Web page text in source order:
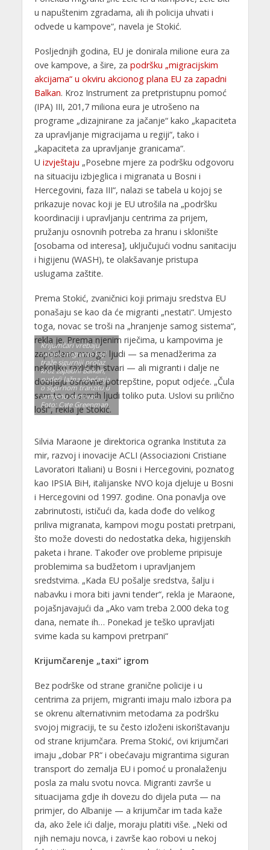
u napuštenim zgradama, ali ih policija uhvati i
odvede u kampove“, navela je Stokić.
Posljednjih godina, EU je donirala milione eura za
ove kampove, a šire, za podršku „migracijskim
akcijama“ u okviru akcionog plana EU za zapadni
Balkan. Kroz Instrument za pretpristupnu pomoć
(IPA) III, 201,7 miliona eura je utrošeno na
programe „dizajnirane za jačanje“ kako „kapaciteta
za upravljanje migracijama u regiji“, tako i
„kapaciteta za upravljanje granicama“.
U izvještaju „Posebne mjere za podršku odgovoru
na situaciju izbjeglica i migranata u Bosni i
Hercegovini, faza III“, nalazi se tabela u kojoj se
prikazuje novac koji je EU utrošila na „podršku
koordinaciji i upravljanju centrima za prijem,
pružanju osnovnih potreba za hranu i sklonište
[osobama od interesa], uključujući vodnu sanitaciju
i higijenu (WASH), te olakšavanje pristupa
uslugama zaštite.
Prema Stokić, zvaničnici koji primaju sredstva EU
ponašaju se kao da će migranti „nestati“. Umjesto
toga, novac se troši na „hranjenje samog sistema“,
rekla je. Prema njenim riječima, u kampovima je
zaposleno mnogo ljudi — sa menadžerima za
nekoliko različitih stvari — ali migranti i dalje ne
dobijaju osnovne potrepštine, poput odjeće. „Čula
sam to od samih ljudi toliko puta. Uslovi su prilično
loši“, rekla je Stokić.
Krijumčari vrebaju
ranjive migrante koji
traže sigurniji prolaz
kroz zapadni Balkan,
nudeći lažna obećanja
o sigurnom tranzitu u
zamjenu za novac.
Foto: Cate Greenman.
Silvia Maraone je direktorica ogranka Instituta za
mir, razvoj i inovacije ACLI (Associazioni Cristiane
Lavoratori Italiani) u Bosni i Hercegovini, poznatog
kao IPSIA BiH, italijanske NVO koja djeluje u Bosni
i Hercegovini od 1997. godine. Ona ponavlja ove
zabrinutosti, ističući da, kada dođe do velikog
priliva migranata, kampovi mogu postati pretrpani,
što može dovesti do nedostatka deka, higijenskih
paketa i hrane. Također ove probleme pripisuje
problemima sa budžetom i upravljanjem
sredstvima. „Kada EU pošalje sredstva, šalju i
nabavku i mora biti javni tender“, rekla je Maraone,
pojašnjavajući da „Ako vam treba 2.000 deka tog
dana, nemate ih… Ponekad je teško upravljati
svime kada su kampovi pretrpani“
Krijumčarenje „taxi“ igrom
Bez podrške od strane granične policije i u
centrima za prijem, migranti imaju malo izbora pa
se okrenu alternativnim metodama za podršku
svojoj migraciji, te su često izloženi iskorištavanju
od strane krijumčara. Prema Stokić, ovi krijumčari
imaju „dobar PR“ i obećavaju migrantima siguran
transport do zemalja EU i pomoć u pronalaženju
posla za malu svotu novca. Migranti završe u
situacijama gdje ih dovezu do dijela puta — na
primjer, do Albanije — a krijumčar im tada kaže
da, ako žele ići dalje, moraju platiti više. „Neki od
njih nemaju novca, i završe kao robovi u nekoj